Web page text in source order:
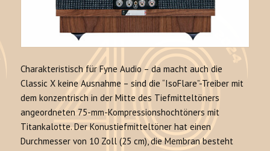
Charakteristisch für Fyne Audio – da macht auch die
Classic X keine Ausnahme – sind die “IsoFlare”-Treiber mit
dem konzentrisch in der Mitte des Tiefmitteltöners
angeordneten 75-mm-Kompressionshochtöners mit
Titankalotte. Der Konustiefmitteltöner hat einen
Durchmesser von 10 Zoll (25 cm), die Membran besteht